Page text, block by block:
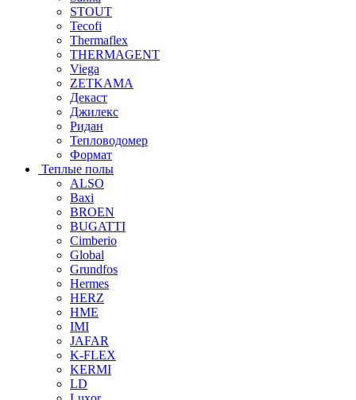
STOUT
Tecofi
Thermaflex
THERMAGENT
Viega
ZETKAMA
Декаст
Джилекс
Ридан
Тепловодомер
Формат
Теплые полы
ALSO
Baxi
BROEN
BUGATTI
Cimberio
Global
Grundfos
Hermes
HERZ
HME
IMI
JAFAR
K-FLEX
KERMI
LD